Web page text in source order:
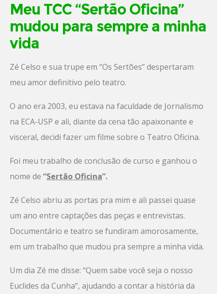
Meu TCC “Sertão Oficina”
mudou para sempre a minha
vida
Zé Celso e sua trupe em “Os Sertões” despertaram
meu amor definitivo pelo teatro.
O ano era 2003, eu estava na faculdade de Jornalismo
na ECA-USP e ali, diante da cena tão apaixonante e
visceral, decidi fazer um filme sobre o Teatro Oficina.
Foi meu trabalho de conclusão de curso e ganhou o
nome de “Sertão Oficina”.
Zé Celso abriu as portas pra mim e ali passei quase
um ano entre captações das peças e entrevistas.
Documentário e teatro se fundiram amorosamente,
em um trabalho que mudou pra sempre a minha vida.
Um dia Zé me disse: “Quem sabe você seja o nosso
Euclides da Cunha”, ajudando a contar a história da